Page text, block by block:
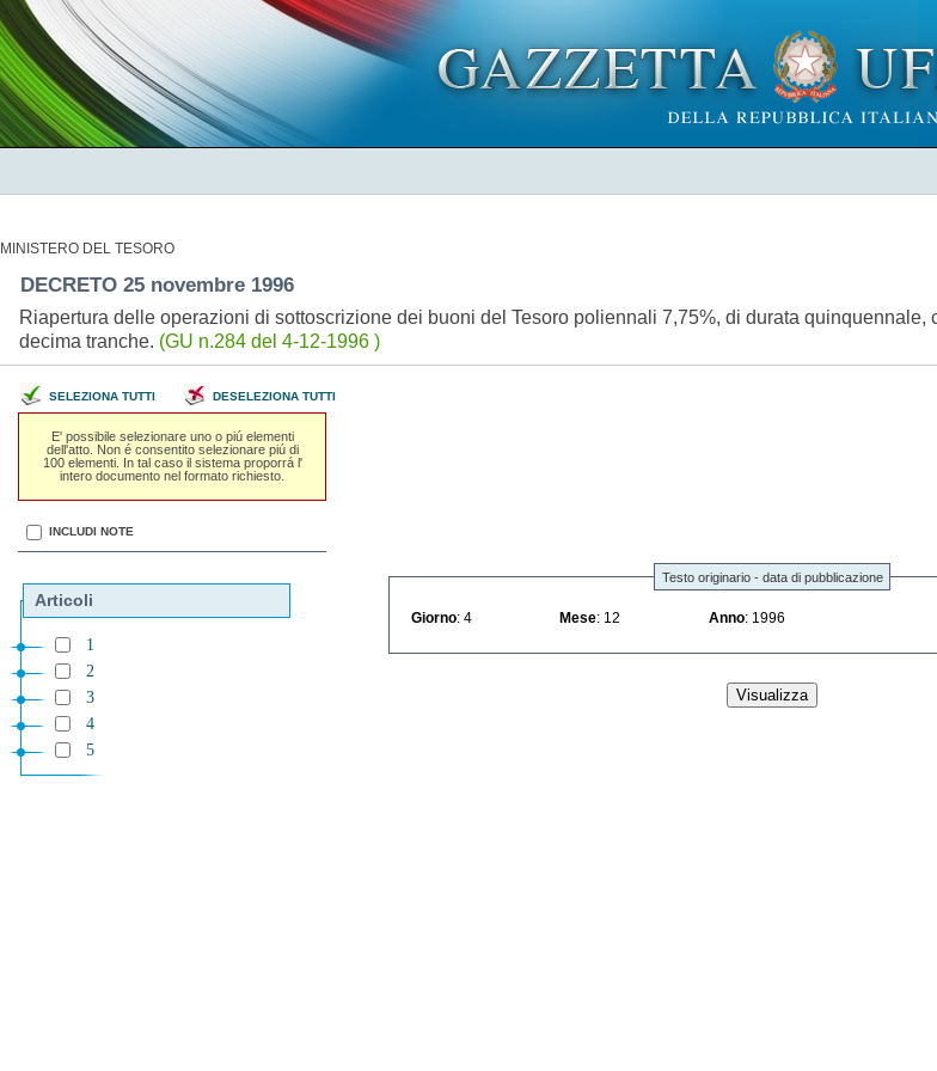
MINISTERO DEL TESORO
DECRETO 25 novembre 1996
Riapertura delle operazioni di sottoscrizione dei buoni del Tesoro poliennali 7,75%, di durata quinquennale,
decima tranche. (GU n.284 del 4-12-1996 )
SELEZIONA TUTTI DESELEZIONA TUTTI
E' possibile selezionare uno o piú elementi
dell'atto. Non é consentito selezionare piú di
100 elementi. In tal caso il sistema proporrá l'
intero documento nel formato richiesto.
INCLUDI NOTE
Articoli
1
2
3
4
5
Testo originario - data di pubblicazione
Giorno : 4 Mese : 12 Anno : 1996